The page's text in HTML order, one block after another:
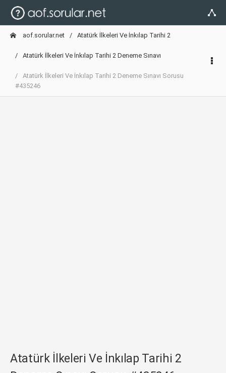
aof.sorular.net Atatürk İlkeleri Ve İnkılap Tarihi 2
Atatürk İlkeleri Ve İnkılap Tarihi 2 Deneme Sınavı
Atatürk İlkeleri Ve İnkılap Tarihi 2 Deneme Sınavı Sorusu
#435246
Atatürk İlkeleri Ve İnkılap Tarihi 2